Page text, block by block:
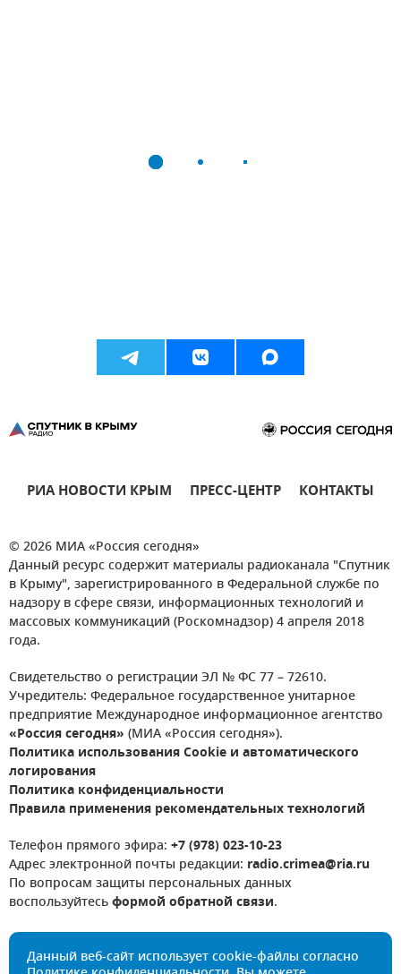
РИА НОВОСТИ КРЫМ ПРЕСС-ЦЕНТР КОНТАКТЫ
© 2026 МИА «Россия сегодня»
Данный ресурс содержит материалы радиоканала "Спутник
в Крыму", зарегистрированного в Федеральной службе по
надзору в сфере связи, информационных технологий и
массовых коммуникаций (Роскомнадзор) 4 апреля 2018
года.
Свидетельство о регистрации ЭЛ № ФС 77 – 72610.
Учредитель: Федеральное государственное унитарное
предприятие Международное информационное агентство
«Россия сегодня» (МИА «Россия сегодня»).
Политика использования Cookie и автоматического
логирования
Политика конфиденциальности
Правила применения рекомендательных технологий
Телефон прямого эфира: +7 (978) 023-10-23
Адрес электронной почты редакции: radio.crimea@ria.ru
По вопросам защиты персональных данных
воспользуйтесьформой обратной связи.
Данный веб-сайт использует cookie-файлы согласно